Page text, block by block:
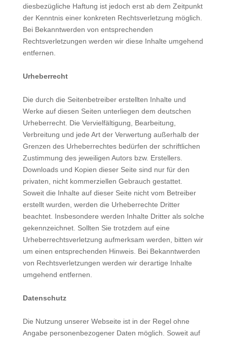
diesbezügliche Haftung ist jedoch erst ab dem Zeitpunkt
der Kenntnis einer konkreten Rechtsverletzung möglich.
Bei Bekanntwerden von entsprechenden
Rechtsverletzungen werden wir diese Inhalte umgehend
entfernen.
Urheberrecht
Die durch die Seitenbetreiber erstellten Inhalte und
Werke auf diesen Seiten unterliegen dem deutschen
Urheberrecht. Die Vervielfältigung, Bearbeitung,
Verbreitung und jede Art der Verwertung außerhalb der
Grenzen des Urheberrechtes bedürfen der schriftlichen
Zustimmung des jeweiligen Autors bzw. Erstellers.
Downloads und Kopien dieser Seite sind nur für den
privaten, nicht kommerziellen Gebrauch gestattet.
Soweit die Inhalte auf dieser Seite nicht vom Betreiber
erstellt wurden, werden die Urheberrechte Dritter
beachtet. Insbesondere werden Inhalte Dritter als solche
gekennzeichnet. Sollten Sie trotzdem auf eine
Urheberrechtsverletzung aufmerksam werden, bitten wir
um einen entsprechenden Hinweis. Bei Bekanntwerden
von Rechtsverletzungen werden wir derartige Inhalte
umgehend entfernen.
Datenschutz
Die Nutzung unserer Webseite ist in der Regel ohne
Angabe personenbezogener Daten möglich. Soweit auf